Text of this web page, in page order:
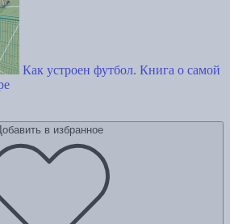
Как устроен футбол. Книга о самой
в избранное